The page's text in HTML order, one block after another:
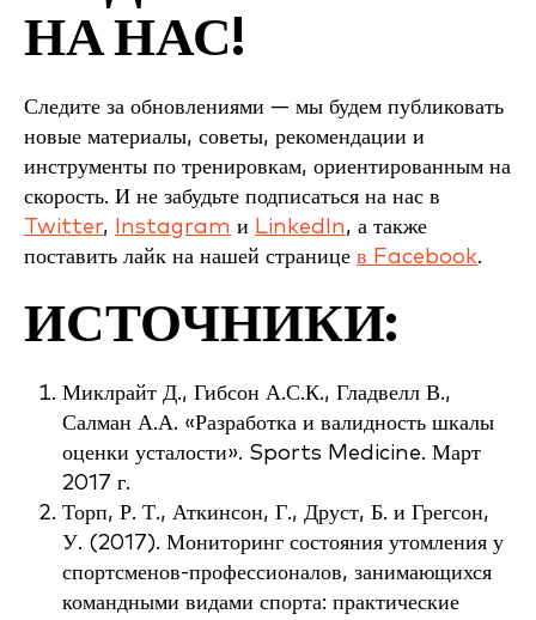
НА НАС!
Следите за обновлениями — мы будем публиковать
новые материалы, советы, рекомендации и
инструменты по тренировкам, ориентированным на
скорость. И не забудьте подписаться на нас в
Twitter, Instagram и LinkedIn, а также
поставить лайк на нашей странице в Facebook.
ИСТОЧНИКИ:
Миклрайт Д., Гибсон А.С.К., Гладвелл В.,
Салман А.А. «Разработка и валидность шкалы
оценки усталости». Sports Medicine. Март
2017 г.
Торп, Р. Т., Аткинсон, Г., Друст, Б. и Грегсон,
У. (2017). Мониторинг состояния утомления у
спортсменов-профессионалов, занимающихся
командными видами спорта: практические